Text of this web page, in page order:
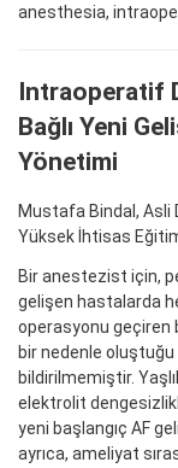
anesthesia,
Intraoperatif
Bağlı Yeni
Yönetimi
Mustafa Bindal, Asli
Yüksek İhtisas
Bir anestezist için,
gelişen hastalarda
operasyonu geçiren
bir nedenle
bildirilmemiştir.
elektrolit
yeni başlangıç AF
ayrıca, ameliyat